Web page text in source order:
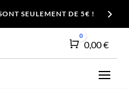
SEULEMENT DE 5€ !
Panier
0
0,00€